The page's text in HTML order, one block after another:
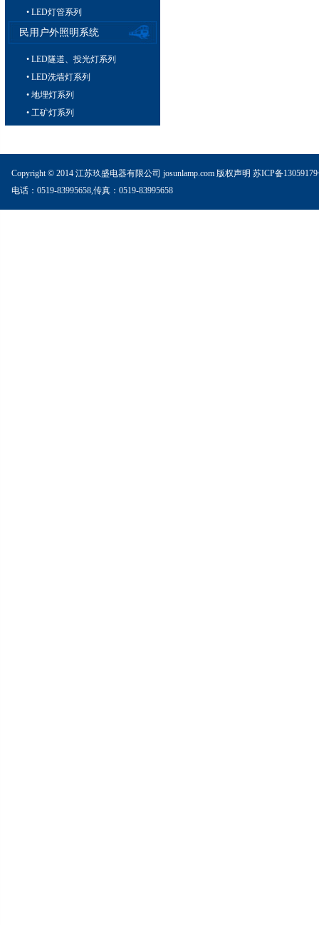
• LED灯管系列
民用户外照明系统
• LED隧道、投光灯系列
• LED洗墙灯系列
• 地埋灯系列
• 工矿灯系列
Copyright © 2014 江苏玖盛电器有限公司 josunlamp.com 版权声明 苏ICP备
电话：0519-83995658,传真：0519-83995658